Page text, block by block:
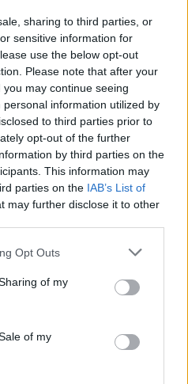
sharing to third parties, or
sensitive information for
use the below opt-out
Please note that after your
may continue seeing
information utilized by
to third parties prior to
opt-out of the further
by third parties on the
This information may
parties on the IAB’s List of
may further disclose it to other
Opt Outs
of my
of my